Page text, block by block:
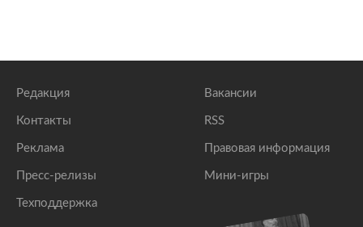
Редакция
Контакты
Реклама
Пресс-релизы
Техподдержка
Вакансии
RSS
Правовая информация
Мини-игры